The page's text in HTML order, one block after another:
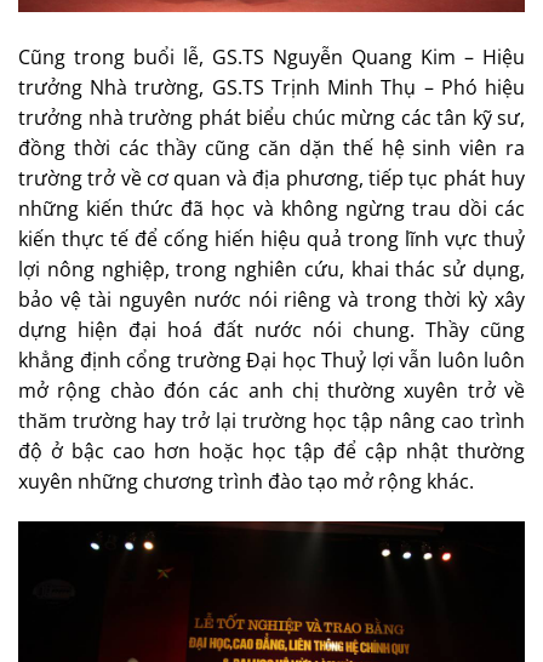
Cũng trong buổi lễ, GS.TS Nguyễn Quang Kim – Hiệu
trưởng Nhà trường, GS.TS Trịnh Minh Thụ – Phó hiệu
trưởng nhà trường phát biểu chúc mừng các tân kỹ sư,
đồng thời các thầy cũng căn dặn thế hệ sinh viên ra
trường trở về cơ quan và địa phương, tiếp tục phát huy
những kiến thức đã học và không ngừng trau dồi các
kiến thực tế để cống hiến hiệu quả trong lĩnh vực thuỷ
lợi nông nghiệp, trong nghiên cứu, khai thác sử dụng,
bảo vệ tài nguyên nước nói riêng và trong thời kỳ xây
dựng hiện đại hoá đất nước nói chung. Thầy cũng
khẳng định cổng trường Đại học Thuỷ lợi vẫn luôn luôn
mở rộng chào đón các anh chị thường xuyên trở về
thăm trường hay trở lại trường học tập nâng cao trình
độ ở bậc cao hơn hoặc học tập để cập nhật thường
xuyên những chương trình đào tạo mở rộng khác.